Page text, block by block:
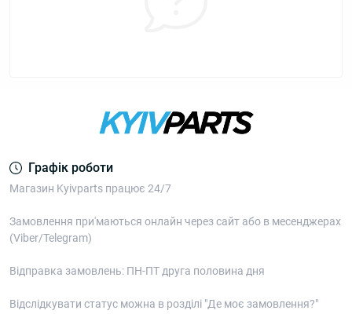
Графік роботи
Магазин Kyivparts працює 24/7
Замовлення при'маються онлайн через сайт або в месенджерах
(Viber/Telegram)
Відправка замовлень: ПН-ПТ друга половина дня
Відслідкувати статус можна в розділі "Де моє замовлення?"